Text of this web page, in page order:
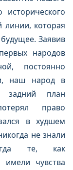
линии, которая
Заявив
народов
постоянно
наш народ в
задний план
право
в худшем
не знали
те, как
имели чувства